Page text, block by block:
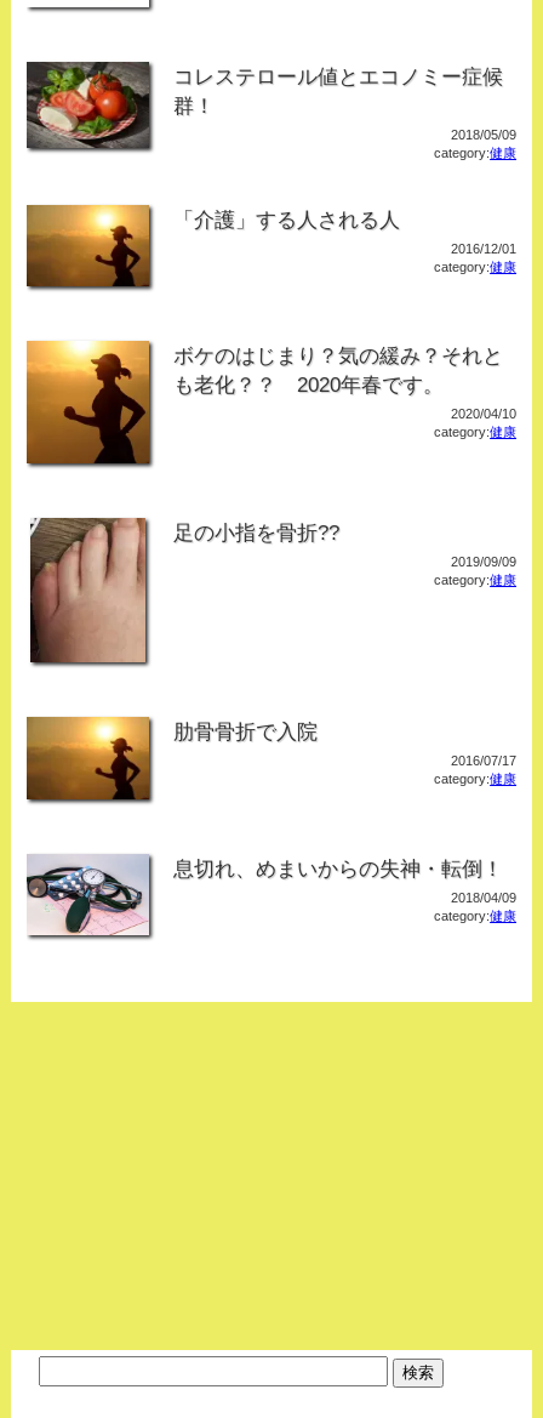
コレステロール値とエコノミー症候
群！
2018/05/09
category:健康
「介護」する人される人
2016/12/01
category:健康
ボケのはじまり？気の緩み？それと
も老化？？ 2020年春です。
2020/04/10
category:健康
足の小指を骨折??
2019/09/09
category:健康
肋骨骨折で入院
2016/07/17
category:健康
息切れ、めまいからの失神・転倒！
2018/04/09
category:健康